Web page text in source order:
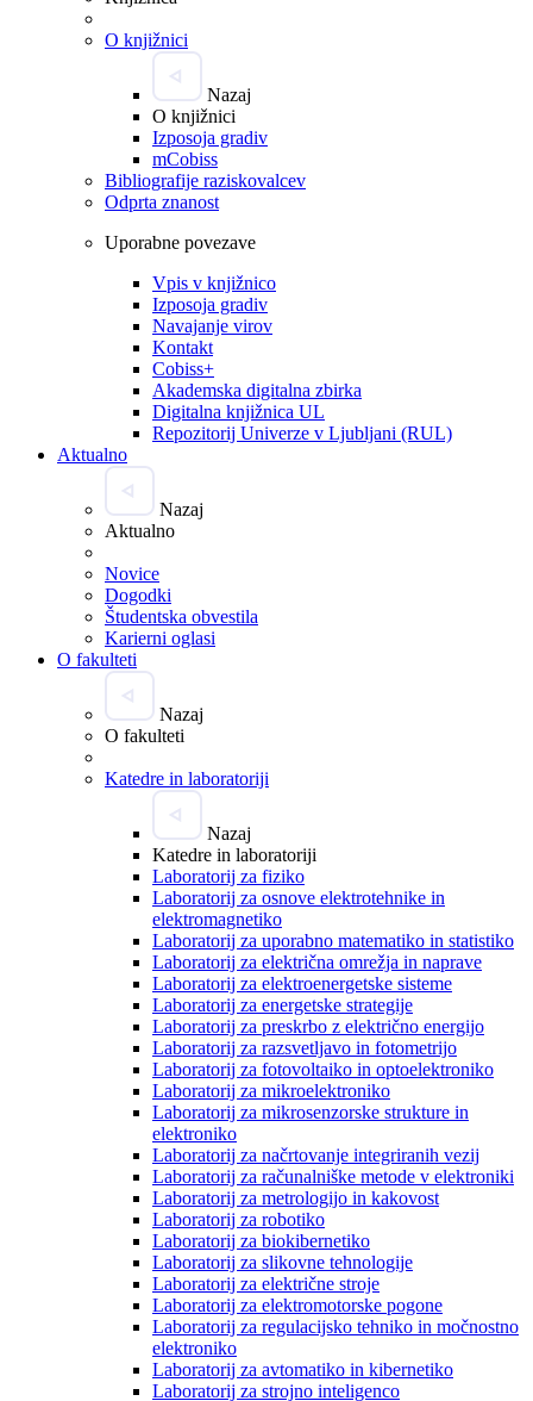
O knjižnici
Nazaj
O knjižnici
Izposoja gradiv
mCobiss
Bibliografije raziskovalcev
Odprta znanost
Uporabne povezave
Vpis v knjižnico
Izposoja gradiv
Navajanje virov
Kontakt
Cobiss+
Akademska digitalna zbirka
Digitalna knjižnica UL
Repozitorij Univerze v Ljubljani (RUL)
Aktualno
Nazaj
Aktualno
Novice
Dogodki
Študentska obvestila
Karierni oglasi
O fakulteti
Nazaj
O fakulteti
Katedre in laboratoriji
Nazaj
Katedre in laboratoriji
Laboratorij za fiziko
Laboratorij za osnove elektrotehnike in
elektromagnetiko
Laboratorij za uporabno matematiko in statistiko
Laboratorij za električna omrežja in naprave
Laboratorij za elektroenergetske sisteme
Laboratorij za energetske strategije
Laboratorij za preskrbo z električno energijo
Laboratorij za razsvetljavo in fotometrijo
Laboratorij za fotovoltaiko in optoelektroniko
Laboratorij za mikroelektroniko
Laboratorij za mikrosenzorske strukture in
elektroniko
Laboratorij za načrtovanje integriranih vezij
Laboratorij za računalniške metode v elektroniki
Laboratorij za metrologijo in kakovost
Laboratorij za robotiko
Laboratorij za biokibernetiko
Laboratorij za slikovne tehnologije
Laboratorij za električne stroje
Laboratorij za elektromotorske pogone
Laboratorij za regulacijsko tehniko in močnostno
elektroniko
Laboratorij za avtomatiko in kibernetiko
Laboratorij za strojno inteligenco